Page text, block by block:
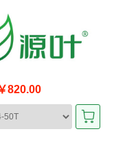
820.00